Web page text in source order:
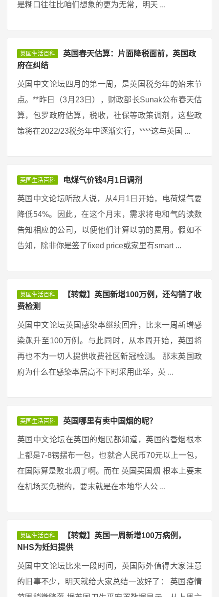
是糊口往往比咱们想象的更为无常，明天 ...
英国生活百科
英国春天估算：片面降税面前，英国政
府在纠结
英国中文论坛四月的第一周，是英国税务年的始末节
点。**昨日（3月23日），财政部长Sunak公布春天估
算，包罗政府估算，税收，社保等政策调剂，这些政
策将在2022/23税务年中逐渐实行，****这与英国 ...
英国生活百科 电煤气价钱4月1日调剂
英国中文论坛听敌人说，从4月1日开始，电荷煤气要
降低54%。因此，在这个月末，需求将电和气的读数
告知相应的公司，以便他们计算以前的费用。假如不
告知，除非你是签了fixed price或家里有smart ...
英国生活百科
【转载】英国新增100万例，还勾销了收
费检测
英国中文论坛英国感染率继续回升，比来一周新增感
染飙升至100万例。与此同时，从本周开始，英国将
再也不为一切人提供收费社区新冠检测。 那末英国政
府为什么在感染率居高不下时采用此举，英 ...
英国生活百科 英国哪里有卖中国烟的呢？
英国中文论坛在英国的烟民都知道，英国的香烟根本
上都是7-8镑摆布一包，也就合人民币70元以上一包，
在国际算是败北烟了啊。而在 英国买国烟 根本上要末
在机场买免税的，要末就是在本地华人公 ...
英国生活百科
【转载】英国一周新增100万病例，
NHS为妊妇提供
英国中文论坛比来一段时间，英国际外值得大家注意
的旧事不少，明天就给大家总结一波好了： 英国疫情